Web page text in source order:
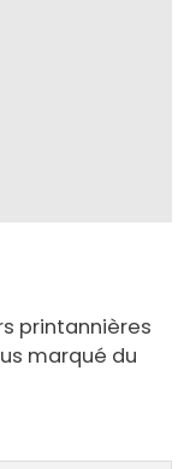
printannières
marqué du